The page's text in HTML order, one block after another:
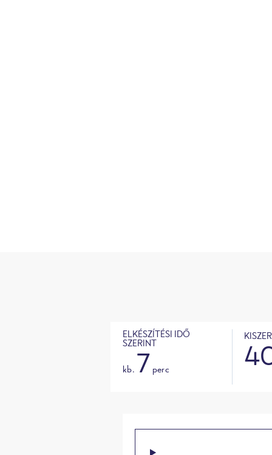
ELKÉSZÍTÉSI IDŐ
SZERINT
kb. 7 perc